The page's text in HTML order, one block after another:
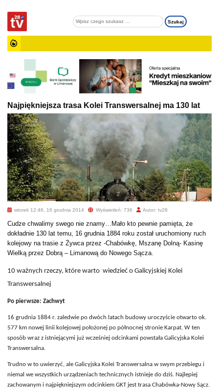
Najpiękniejsza trasa Kolei Transwersalnej ma 130 lat
wtorek 12:46, 16 grudnia 2014 Wyświetleń: 736 Autor: tv28
Cudze chwalimy swego nie znamy…Mało kto pewnie pamięta, że
dokładnie 130 lat temu, 16 grudnia 1884 roku został uruchomiony ruch
kolejowy na trasie z Żywca przez -Chabówkę, Mszanę Dolną- Kasinę
Wielką przez Dobrą – Limanową do Nowego Sącza.
10 ważnych rzeczy, które warto wiedzieć o Galicyjskiej Kolei
Transwersalnej
Po pierwsze: Zachwyt
16 grudnia 1884 r. zaledwie po dwóch latach budowy uroczyście otwarto ok.
577 km nowej linii kolejowej położonej po północnej stronie Karpat. W ten
sposób wraz z istniejącymi już wcześniej odcinkami powstała Galicyjska Kolei
Transwersalna.
Trudno w to uwierzyć, ale Galicyjska Kolei Transwersalna w swym przebiegu i
niemal we wszystkich urządzeniach technicznych istnieje do dziś. Najlepiej
zachowanym i najpiękniejszym odcinkiem GKT jest trasa Chabówka-Nowy Sącz.